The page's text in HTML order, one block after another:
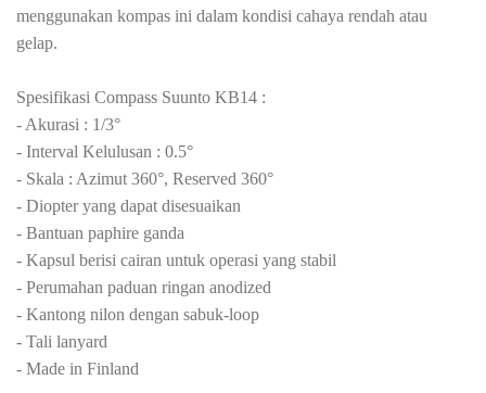
menggunakan kompas ini dalam kondisi cahaya rendah atau
gelap.
Spesifikasi Compass Suunto KB14 :
- Akurasi : 1/3°
- Interval Kelulusan : 0.5°
- Skala : Azimut 360°, Reserved 360°
- Diopter yang dapat disesuaikan
- Bantuan paphire ganda
- Kapsul berisi cairan untuk operasi yang stabil
- Perumahan paduan ringan anodized
- Kantong nilon dengan sabuk-loop
- Tali lanyard
- Made in Finland